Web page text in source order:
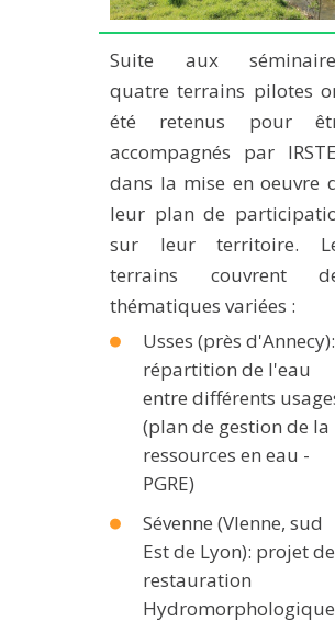
Suite aux
quatre terrains pilotes
été retenus pour
accompagnés par
dans la mise en oeuvre
leur plan de
sur leur territoire.
terrains couvrent
thématiques variées :
Usses (près d'Annecy):
répartition de l'eau
entre différents
(plan de gestion de la
ressources en eau -
PGRE)
Sévenne (VIenne, sud
Est de Lyon): projet de
restauration
Hydromorphologique